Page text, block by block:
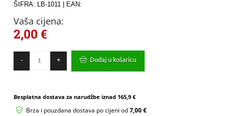
ŠIFRA: LB-1011 | EAN:
Vaša cijena:
2,00 €
-
TECH
LED
Tech
+ Dodaj u košaricu
Besplatna dostava za narudžbe iznad 165,9 €
Brza i pouzdana dostava po cijeni od7,00 €